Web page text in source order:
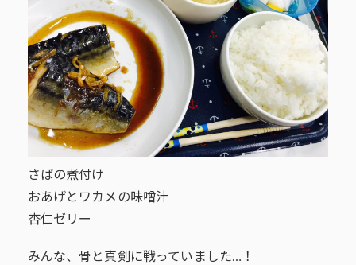
さばの煮付け
おあげとワカメの味噌汁
杏仁ゼリー
みんな、骨と真剣に戦っていました…！